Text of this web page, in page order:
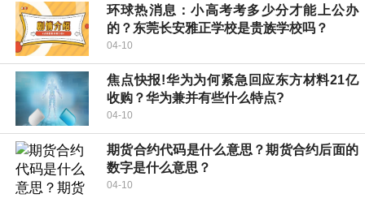
环球热消息：小高考考多少分才能上公办
的？东莞长安雅正学校是贵族学校吗？
04-10
焦点快报!华为为何紧急回应东方材料21亿
收购？华为兼并有些什么特点?
04-10
期货合约代码是什么意思？期货合约后面的
数字是什么意思？
04-10